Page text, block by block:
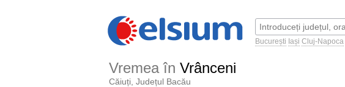
București Iași Cluj-Napoca
Vremea în Vrânceni
Căiuți, Județul Bacău